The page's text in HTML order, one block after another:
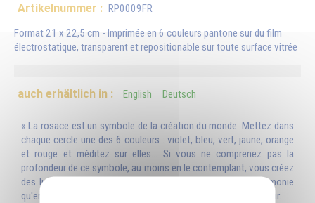
Artikelnummer : RP0009FR
Format 21 x 22,5 cm - Imprimée en 6 couleurs pantone sur du film
électrostatique, transparent et repositionable sur toute surface vitrée
auch erhältlich in : English Deutsch
« La rosace est un symbole de la création du monde. Mettez dans
chaque cercle une des 6 couleurs : violet, bleu, vert, jaune, orange
et rouge et méditez sur elles... Si vous ne comprenez pas la
profondeur de ce symbole, au moins en le contemplant, vous créez
des liens entre lui et vous. Cette figure est d'une telle harmonie
qu'en la regardant vous sentirez une immense paix vous envahir.